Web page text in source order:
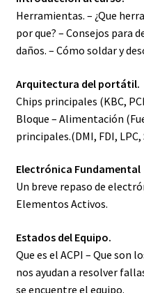
Herramientas. – ¿Que
por que? – Consejos para
daños. – Cómo soldar y
Arquitectura del portátil.
Chips principales (KBC,
Bloque – Alimentación
principales.(DMI, FDI, LPC,
Electrónica Fundamental
Un breve repaso de
Elementos Activos.
Estados del Equipo.
Que es el ACPI – Que son
nos ayudan a resolver
se encuentre el equipo.